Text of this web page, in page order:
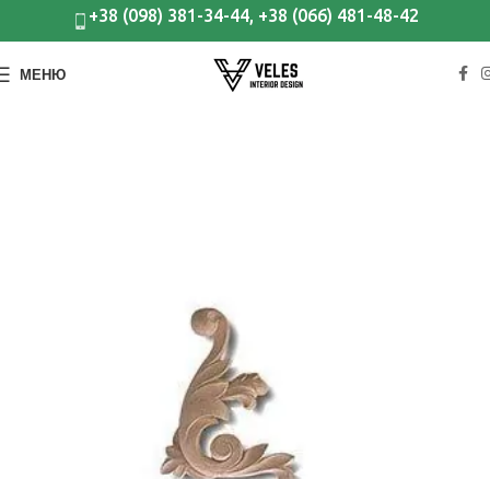
+38 (098) 381-34-44, +38 (066) 481-48-42
МЕНЮ